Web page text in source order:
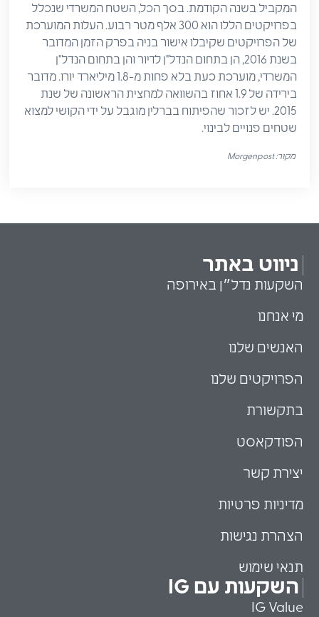
המקביל בשנה הקודמת. בסך הכל, השטח המשרדי שנכלל
בפרויקטים הללו הוא 300 אלף מטר רבוע. העלות המוערכת
של הפרויקטים שקיבלו אישור בניה בפרק הזמן המדובר
בשנת 2016, הן בתחום הנדל"ן לדיור והן בתחום הנדל"ן
המשרדי, מוערכת כעת בלא פחות מ-1.8 מיליארד יורו. מדובר
בירידה של 1.9 אחוז בהשוואה למחצית הראשונה של שנת
2015. יש לזכור שהפיתוח בברלין מוגבל על ידי הקושי למצוא
שטחים פנויים לבינוי.
מקור: Morgenpost
ניווט באתר
השקעות נדל״ן באירופה
מי אנחנו
האנשים שלנו
הפרויקטים שלנו
בתקשורת
הפודקאסט
יצירת קשר
מדיניות פרטיות
הצהרת נגישות
תנאי שימוש
השקעות עם IG
IG Value